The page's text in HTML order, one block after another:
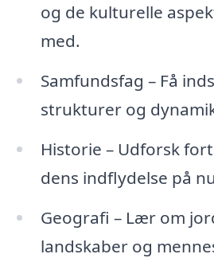
og de kulturelle
med.
Samfundsfag – Få
strukturer og
Historie – Udforsk
dens indflydelse på
Geografi – Lær om
landskaber og